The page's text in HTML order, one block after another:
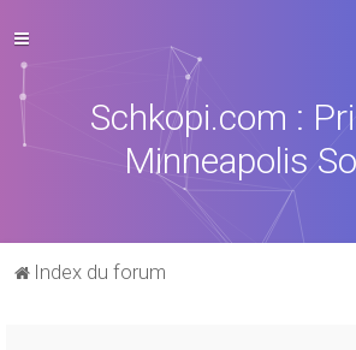
Schkopi.com :
Minneapolis
Index du forum